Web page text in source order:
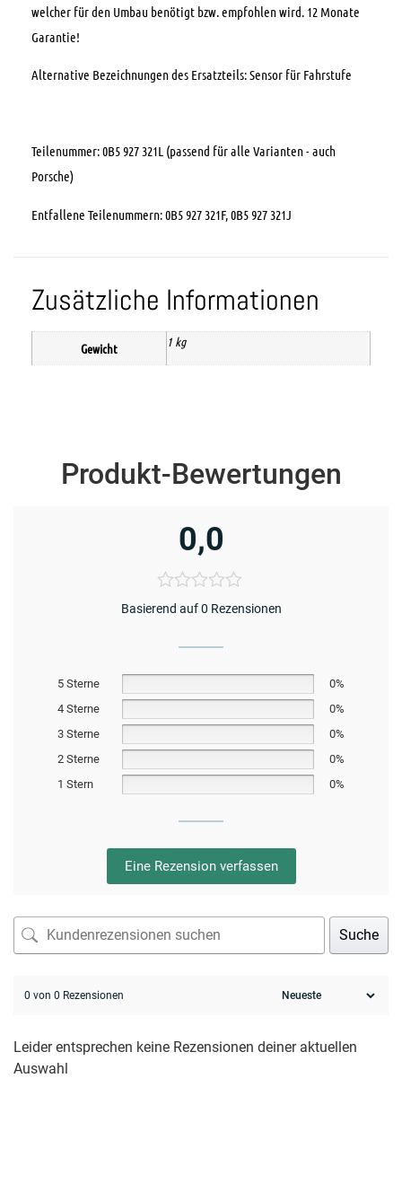
welcher für den Umbau benötigt bzw. empfohlen wird. 12 Monate
Garantie!
Alternative Bezeichnungen des Ersatzteils: Sensor für Fahrstufe
Teilenummer: 0B5 927 321L (passend für alle Varianten - auch
Porsche)
Entfallene Teilenummern: 0B5 927 321F, 0B5 927 321J
Zusätzliche Informationen
Gewicht 1 kg
Produkt-Bewertungen
0,0
Basierend auf 0 Rezensionen
5 Sterne
0%
4 Sterne
0%
3 Sterne
0%
2 Sterne
0%
1 Stern
0%
Eine Rezension verfassen
Suche
0 von 0 Rezensionen
Leider entsprechen keine Rezensionen deiner aktuellen
Auswahl